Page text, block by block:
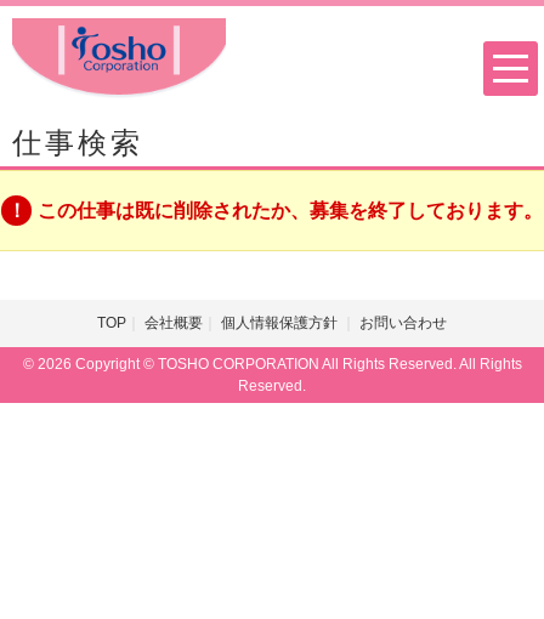
仕事検索
この仕事は既に削除されたか、募集を終了しております。
TOP 会社概要 個人情報保護方針 お問い合わせ
© 2026 Copyright © TOSHO CORPORATION All Rights Reserved. All Rights
Reserved.